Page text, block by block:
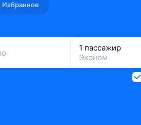
Избранное
1 пассажир
Эконом